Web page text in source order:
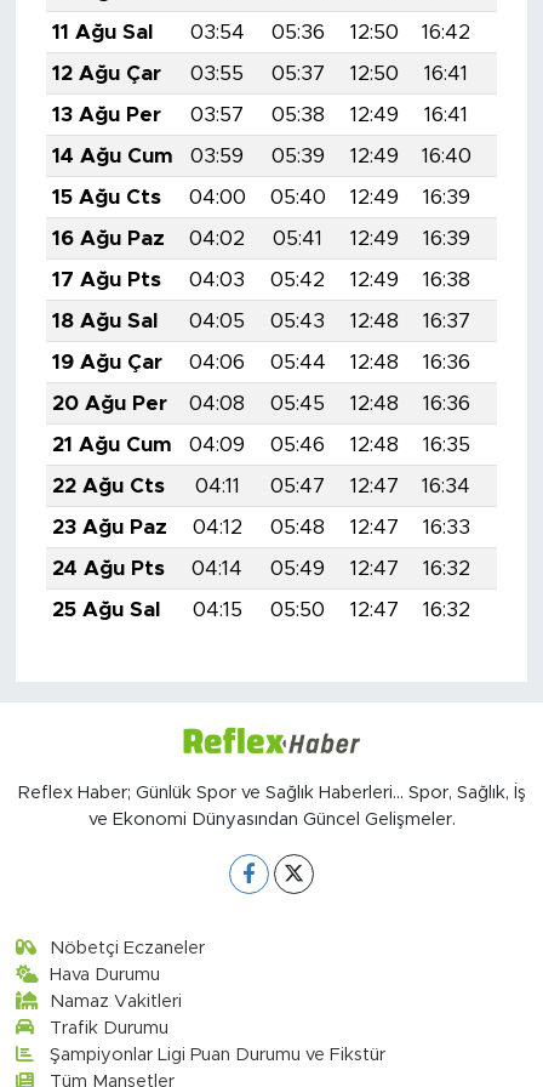
11 Ağu Sal
03:54 05:36 12:50 16:42
12 Ağu Çar
03:55 05:37 12:50 16:41
13 Ağu Per
03:57 05:38 12:49 16:41
14 Ağu Cum
03:59 05:39 12:49 16:40
15 Ağu Cts
04:00 05:40 12:49 16:39
16 Ağu Paz
04:02 05:41 12:49 16:39
17 Ağu Pts
04:03 05:42 12:49 16:38
18 Ağu Sal
04:05 05:43 12:48 16:37
19 Ağu Çar
04:06 05:44 12:48 16:36
20 Ağu Per
04:08 05:45 12:48 16:36
21 Ağu Cum
04:09 05:46 12:48 16:35
22 Ağu Cts
04:11 05:47 12:47 16:34
23 Ağu Paz
04:12 05:48 12:47 16:33
24 Ağu Pts
04:14 05:49 12:47 16:32
25 Ağu Sal
04:15 05:50 12:47 16:32
Reflex Haber; Günlük Spor ve Sağlık Haberleri... Spor, Sağlık, İş
ve Ekonomi Dünyasından Güncel Gelişmeler.
Nöbetçi Eczaneler
Hava Durumu
Namaz Vakitleri
Trafik Durumu
Şampiyonlar Ligi Puan Durumu ve Fikstür
Tüm Manşetler